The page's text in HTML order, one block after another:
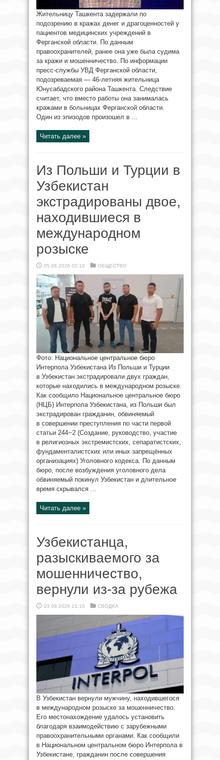
Жительницу Ташкента задержали по
подозрению в кражах денег и драгоценностей у
пациентов медицинских учреждений в
Ферганской области. По данным
правоохранителей, ранее она уже была судима
за кражи и мошенничество. По информации
пресс-службы УВД Ферганской области,
подозреваемая — 46-летняя жительница
Юнусабадского района Ташкента. Следствие
считает, что вместо работы она занималась
кражами в больницах Ферганской области.
Один из эпизодов произошел в ...
Читать далее »
Из Польши и Турции в
Узбекистан
экстрадированы двое,
находившиеся в
международном
розыске
05.08.2026 02:10 ОБЩЕСТВО
Фото: Национальное центральное бюро
Интерпола Узбекистана Из Польши и Турции
в Узбекистан экстрадировали двух граждан,
которые находились в международном розыске.
Как сообщило Национальное центральное бюро
(НЦБ) Интерпола Узбекистана, из Польши был
экстрадирован гражданин, обвиняемый
в совершении преступления по части первой
статьи 244−2 (Создание, руководство, участие
в религиозных экстремистских, сепаратистских,
фундаменталистских или иных запрещённых
организациях) Уголовного кодекса. По данным
бюро, после возбуждения уголовного дела
обвиняемый покинул Узбекистан и длительное
время скрывался ...
Читать далее »
Узбекистанца,
разыскиваемого за
мошенничество,
вернули из-за рубежа
03.08.2026 21:10 СВОДКА
В Узбекистан вернули мужчину, находившегося
в международном розыске за мошенничество.
Его местонахождение удалось установить
благодаря взаимодействию с зарубежными
правоохранительными органами. Как сообщили
в Национальном центральном бюро Интерпола в
Узбекистане, гражданин после совершения